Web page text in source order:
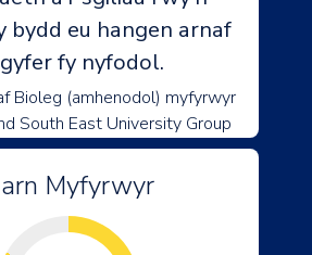
bydd eu hangen arnaf
fy nyfodol.
Bioleg (amhenodol) myfyrwyr
South East University Group
Myfyrwyr